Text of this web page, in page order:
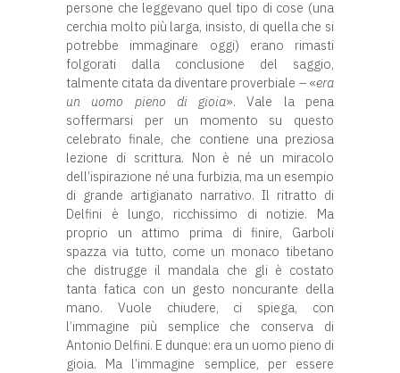
persone che leggevano quel tipo di cose (una
cerchia molto più larga, insisto, di quella che si
potrebbe immaginare oggi) erano rimasti
folgorati dalla conclusione del saggio,
talmente citata da diventare proverbiale – «era
un uomo pieno di gioia». Vale la pena
soffermarsi per un momento su questo
celebrato finale, che contiene una preziosa
lezione di scrittura. Non è né un miracolo
dell’ispirazione né una furbizia, ma un esempio
di grande artigianato narrativo. Il ritratto di
Delfini è lungo, ricchissimo di notizie. Ma
proprio un attimo prima di finire, Garboli
spazza via tutto, come un monaco tibetano
che distrugge il mandala che gli è costato
tanta fatica con un gesto noncurante della
mano. Vuole chiudere, ci spiega, con
l’immagine più semplice che conserva di
Antonio Delfini. E dunque: era un uomo pieno di
gioia. Ma l’immagine semplice, per essere